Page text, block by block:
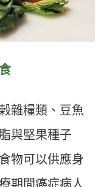
雜糧類、豆魚
與堅果種子
物可以供應身
期間癌症病人